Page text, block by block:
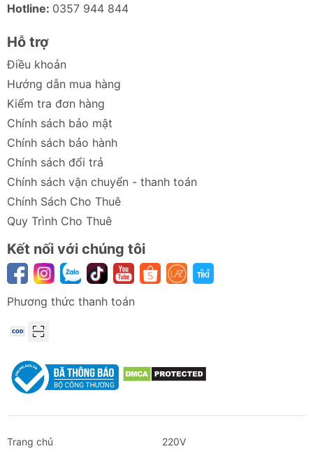
Thương
EcoFlow
Model
Dung lượng
lưu trữ
768Wh (210,000mAh)
Hóa học tế
bào (Pin)
LFP (Lithium Iron Phosphate)
80%+ dung lượng sau 3000 chu
kỳ sạc
Thời gian
(AC)
70 phút (0-100%)
Thời gian
sạc (Solar)
Khoảng 3 giờ (với Solar Input
220W Max)
Đầu vào
Car: 12V/24V, 8A, 100W
Hotline: 0357 944 844
Hỗ trợ
Điều khoản
Hướng dẫn mua hàng
Kiểm tra đơn hàng
Chính sách bảo mật
Chính sách bảo hành
Chính sách đổi trả
Chính sách vận chuyển - thanh toán
Chính Sách Cho Thuê
Quy Trình Cho Thuê
Kết nối với chúng tôi
Phương thức thanh toán
Trang chủ
220V